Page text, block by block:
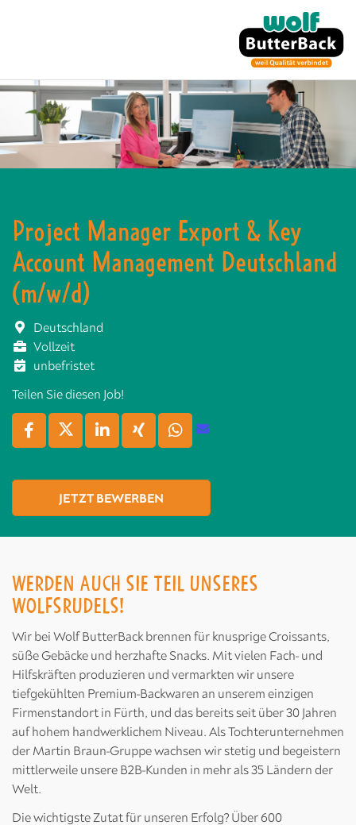
Project Manager Export & Key
Account Management Deutschland
(m/w/d)
Deutschland
Vollzeit
unbefristet
Teilen Sie diesen Job!
JETZT BEWERBEN
WERDEN AUCH SIE TEIL UNSERES
WOLFSRUDELS!
Wir bei Wolf ButterBack brennen für knusprige Croissants,
süße Gebäcke und herzhafte Snacks. Mit vielen Fach- und
Hilfskräften produzieren und vermarkten wir unsere
tiefgekühlten Premium-Backwaren an unserem einzigen
Firmenstandort in Fürth, und das bereits seit über 30 Jahren
auf hohem handwerklichem Niveau. Als Tochterunternehmen
der Martin Braun-Gruppe wachsen wir stetig und begeistern
mittlerweile unsere B2B-Kunden in mehr als 35 Ländern der
Welt.
Die wichtigste Zutat für unseren Erfolg? Über 600